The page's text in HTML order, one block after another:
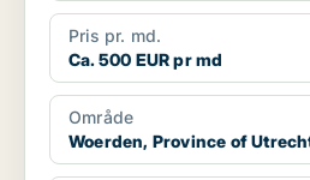
Pris pr. md.
Ca. 500 EUR pr md
Område
Woerden, Province of